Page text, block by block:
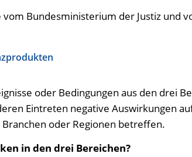
Bundesministerium der Justiz und
oder Bedingungen aus den drei
Eintreten negative Auswirkungen
oder Regionen betreffen.
in den drei Bereichen?